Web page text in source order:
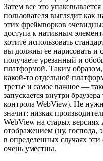
Затем все это
пользователя выглядит
этих фреймворков
доступа к нативным
хотите использовать
вы должны ее нарисовать и
получаете урезанный и
платформой. Таким
какой-то отдельной
третье и самое важное —
запускается внутри
контрола WebView). Не
значит: низкая
WebView на старых
отображением (ну, господа,
в определенных случаях
очень уместны.